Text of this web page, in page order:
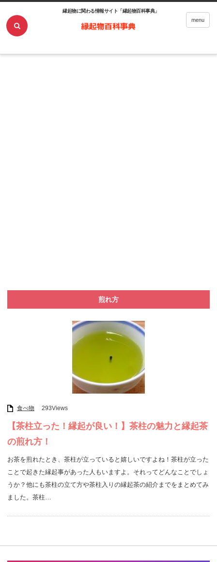
縁起物に関わる情報サイト「縁起物百科事典」
menu
煎れ方
食べ物 293Views
【茶柱立った！縁起が良い！】茶柱の魅力と縁起茶
の煎れ方！
お茶を煎れたとき、茶柱が立っていると嬉しいですよね！茶柱が立った
ことで起きた縁起事があった人もいますよ。それってどんなことでしょ
うか？他にも茶柱の立て方や茶柱入りの縁起茶の紹介までをまとめてみ
ました。茶柱…